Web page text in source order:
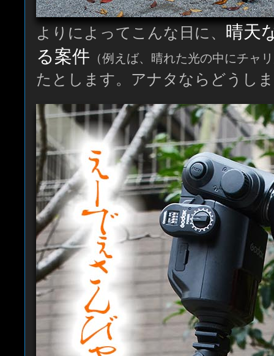
よりによってこんな日に、 晴天
る案件 （例えば、晴れた光の中にチャ
たとします。アナタならどうし